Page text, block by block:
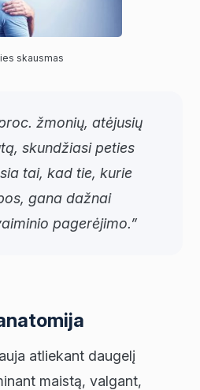
skausmas
žmonių, atėjusių
skundžiasi peties
tai, kad tie, kurie
gana dažnai
pagerėjimo.”
atliekant daugelį
maistą, valgant,